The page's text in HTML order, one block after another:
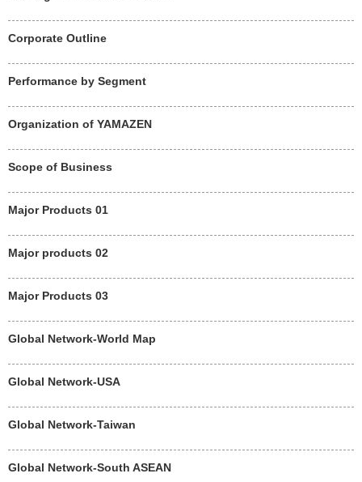
Corporate Outline
Performance by Segment
Organization of YAMAZEN
Scope of Business
Major Products 01
Major products 02
Major Products 03
Global Network-World Map
Global Network-USA
Global Network-Taiwan
Global Network-South ASEAN